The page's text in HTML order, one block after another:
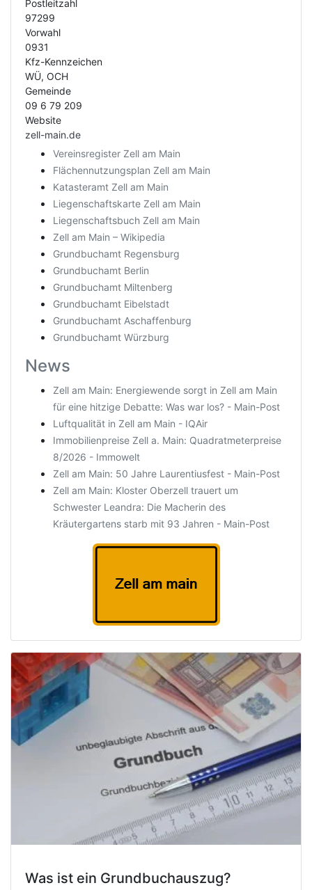
Postleitzahl
97299
Vorwahl
0931
Kfz-Kennzeichen
WÜ, OCH
Gemeinde
09 6 79 209
Website
zell-main.de
Vereinsregister Zell am Main
Flächennutzungsplan Zell am Main
Katasteramt Zell am Main
Liegenschaftskarte Zell am Main
Liegenschaftsbuch Zell am Main
Zell am Main – Wikipedia
Grundbuchamt Regensburg
Grundbuchamt Berlin
Grundbuchamt Miltenberg
Grundbuchamt Eibelstadt
Grundbuchamt Aschaffenburg
Grundbuchamt Würzburg
News
Zell am Main: Energiewende sorgt in Zell am Main
für eine hitzige Debatte: Was war los? - Main-Post
Luftqualität in Zell am Main - IQAir
Immobilienpreise Zell a. Main: Quadratmeterpreise
8/2026 - Immowelt
Zell am Main: 50 Jahre Laurentiusfest - Main-Post
Zell am Main: Kloster Oberzell trauert um
Schwester Leandra: Die Macherin des
Kräutergartens starb mit 93 Jahren - Main-Post
Was ist ein Grundbuchauszug?